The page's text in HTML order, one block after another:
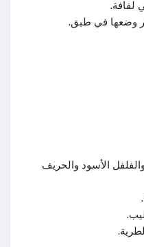
لفافة.
وضعها في طبق.
الأسود والحريف